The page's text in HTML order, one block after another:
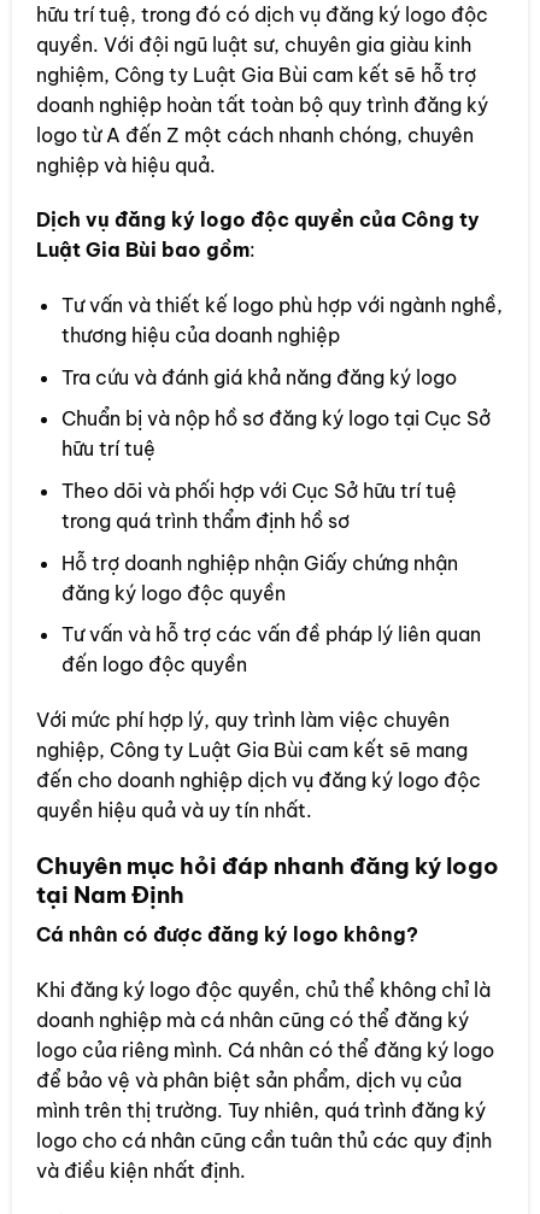
hữu trí tuệ, trong đó có dịch vụ đăng ký logo độc
quyền. Với đội ngũ luật sư, chuyên gia giàu kinh
nghiệm, Công ty Luật Gia Bùi cam kết sẽ hỗ trợ
doanh nghiệp hoàn tất toàn bộ quy trình đăng ký
logo từ A đến Z một cách nhanh chóng, chuyên
nghiệp và hiệu quả.
Dịch vụ đăng ký logo độc quyền của Công ty
Luật Gia Bùi bao gồm:
Tư vấn và thiết kế logo phù hợp với ngành nghề,
thương hiệu của doanh nghiệp
Tra cứu và đánh giá khả năng đăng ký logo
Chuẩn bị và nộp hồ sơ đăng ký logo tại Cục Sở
hữu trí tuệ
Theo dõi và phối hợp với Cục Sở hữu trí tuệ
trong quá trình thẩm định hồ sơ
Hỗ trợ doanh nghiệp nhận Giấy chứng nhận
đăng ký logo độc quyền
Tư vấn và hỗ trợ các vấn đề pháp lý liên quan
đến logo độc quyền
Với mức phí hợp lý, quy trình làm việc chuyên
nghiệp, Công ty Luật Gia Bùi cam kết sẽ mang
đến cho doanh nghiệp dịch vụ đăng ký logo độc
quyền hiệu quả và uy tín nhất.
Chuyên mục hỏi đáp nhanh đăng ký logo
tại Nam Định
Cá nhân có được đăng ký logo không?
Khi đăng ký logo độc quyền, chủ thể không chỉ là
doanh nghiệp mà cá nhân cũng có thể đăng ký
logo của riêng mình. Cá nhân có thể đăng ký logo
để bảo vệ và phân biệt sản phẩm, dịch vụ của
mình trên thị trường. Tuy nhiên, quá trình đăng ký
logo cho cá nhân cũng cần tuân thủ các quy định
và điều kiện nhất định.